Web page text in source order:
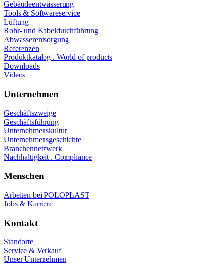
Gebäudeentwässerung
Tools & Softwareservice
Lüftung
Rohr- und Kabeldurchführung
Abwasserentsorgung
Referenzen
Produktkatalog . World of products
Downloads
Videos
Unternehmen
Geschäftszweige
Geschäftsführung
Unternehmenskultur
Unternehmensgeschichte
Branchennetzwerk
Nachhaltigkeit . Compliance
Menschen
Arbeiten bei POLOPLAST
Jobs & Karriere
Kontakt
Standorte
Service & Verkauf
Unser Unternehmen